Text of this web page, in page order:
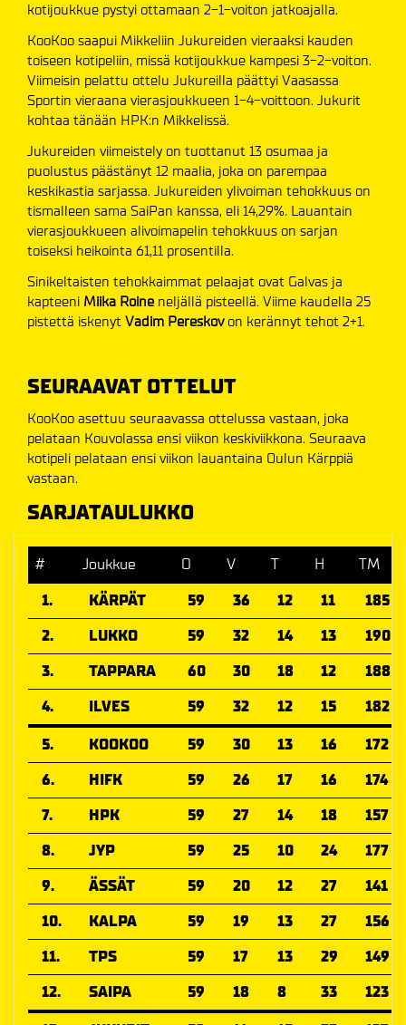
kotijoukkue pystyi ottamaan 2-1-voiton jatkoajalla.
KooKoo saapui Mikkeliin Jukureiden vieraaksi kauden
toiseen kotipeliin, missä kotijoukkue kampesi 3-2-voiton.
Viimeisin pelattu ottelu Jukureilla päättyi Vaasassa
Sportin vieraana vierasjoukkueen 1-4-voittoon. Jukurit
kohtaa tänään HPK:n Mikkelissä.
Jukureiden viimeistely on tuottanut 13 osumaa ja
puolustus päästänyt 12 maalia, joka on parempaa
keskikastia sarjassa. Jukureiden ylivoiman tehokkuus on
tismalleen sama SaiPan kanssa, eli 14,29%. Lauantain
vierasjoukkueen alivoimapelin tehokkuus on sarjan
toiseksi heikointa 61,11 prosentilla.
Sinikeltaisten tehokkaimmat pelaajat ovat Galvas ja
kapteeni Miika Roine neljällä pisteellä. Viime kaudella 25
pistettä iskenyt Vadim Pereskov on kerännyt tehot 2+1.
SEURAAVAT OTTELUT
KooKoo asettuu seuraavassa ottelussa vastaan, joka
pelataan Kouvolassa ensi viikon keskiviikkona. Seuraava
kotipeli pelataan ensi viikon lauantaina Oulun Kärppiä
vastaan.
SARJATAULUKKO
# Joukkue O V T H
TM
1.
KÄRPÄT 59 36 12 11
185
2.
LUKKO 59 32 14 13
190
3.
TAPPARA 60 30 18 12
188
4.
ILVES 59 32 12 15
182
5.
KOOKOO 59 30 13 16
172
6.
HIFK 59 26 17 16
174
7.
HPK 59 27 14 18
157
8.
JYP 59 25 10 24
177
9.
ÄSSÄT 59 20 12 27
141
10.
KALPA 59 19 13 27
156
11.
TPS 59 17 13 29
149
12.
SAIPA 59 18 8 33
123